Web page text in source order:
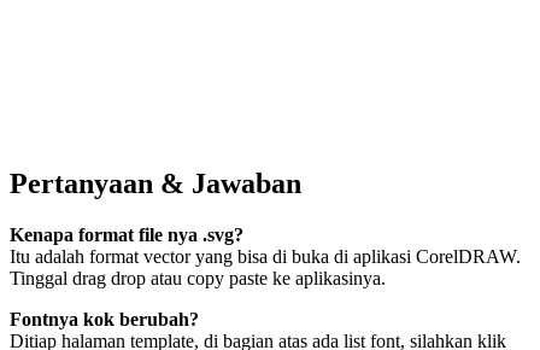
Pertanyaan & Jawaban
Kenapa format file nya .svg?
Itu adalah format vector yang bisa di buka di aplikasi CorelDRAW.
Tinggal drag drop atau copy paste ke aplikasinya.
Fontnya kok berubah?
Ditiap halaman template, di bagian atas ada list font, silahkan klik